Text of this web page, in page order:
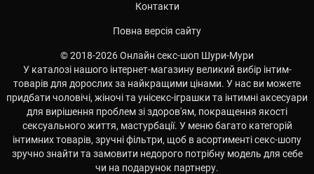
Контакти
Повна версія сайту
© 2018-2026 Онлайн секс-шоп Шури-Мури
У каталозі нашого інтернет-магазину великий вибір інтим-
товарів для дорослих за найкращими цінами. У нас ви можете
придбати чоловічі, жіночі та унісекс-іграшки та інтимні аксесуари
для вирішення проблем зі здоров'ям, покращення якості
сексуального життя, мастурбації. У меню багато категорій
інтимних товарів, зручні фільтри, щоб в асортименті секс-шопу
зручно знайти та замовити недорого потрібну модель для себе
чи на подарунок партнеру.